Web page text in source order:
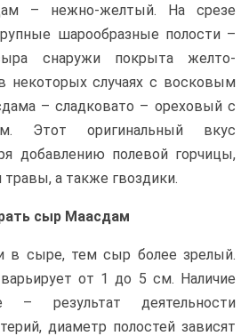
– нежно-желтый. На срезе
шарообразные полости –
снаружи покрыта желто-
некоторых случаях с восковым
– сладковато – ореховый с
Этот оригинальный вкус
добавлению полевой горчицы,
а также гвоздики.
сыр Маасдам
в сыре, тем сыр более зрелый.
от 1 до 5 см. Наличие
результат деятельности
диаметр полостей зависят